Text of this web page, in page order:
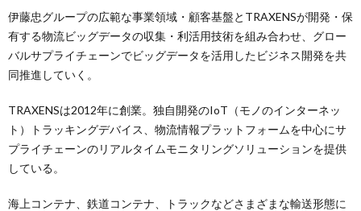
伊藤忠グループの広範な事業領域・顧客基盤とTRAXENSが開発・保
有する物流ビッグデータの収集・利活用技術を組み合わせ、グロー
バルサプライチェーンでビッグデータを活用したビジネス開発を共
同推進していく。
TRAXENSは2012年に創業。独自開発のIoT（モノのインターネッ
ト）トラッキングデバイス、物流情報プラットフォームを中心にサ
プライチェーンのリアルタイムモニタリングソリューションを提供
している。
海上コンテナ、鉄道コンテナ、トラックなどさまざまな輸送形態に